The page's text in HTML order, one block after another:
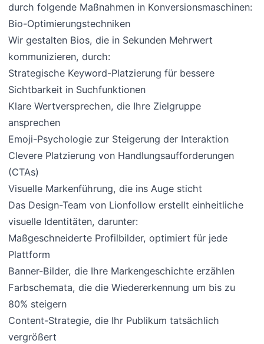
durch folgende Maßnahmen in Konversionsmaschinen:
Bio-Optimierungstechniken
Wir gestalten Bios, die in Sekunden Mehrwert
kommunizieren, durch:
Strategische Keyword-Platzierung für bessere
Sichtbarkeit in Suchfunktionen
Klare Wertversprechen, die Ihre Zielgruppe
ansprechen
Emoji-Psychologie zur Steigerung der Interaktion
Clevere Platzierung von Handlungsaufforderungen
(CTAs)
Visuelle Markenführung, die ins Auge sticht
Das Design-Team von Lionfollow erstellt einheitliche
visuelle Identitäten, darunter:
Maßgeschneiderte Profilbilder, optimiert für jede
Plattform
Banner-Bilder, die Ihre Markengeschichte erzählen
Farbschemata, die die Wiedererkennung um bis zu
80% steigern
Content-Strategie, die Ihr Publikum tatsächlich
vergrößert